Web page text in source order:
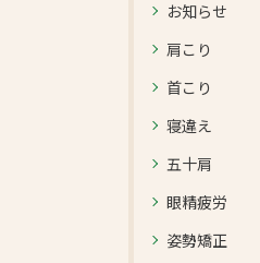
お知らせ
肩こり
首こり
寝違え
五十肩
眼精疲労
姿勢矯正